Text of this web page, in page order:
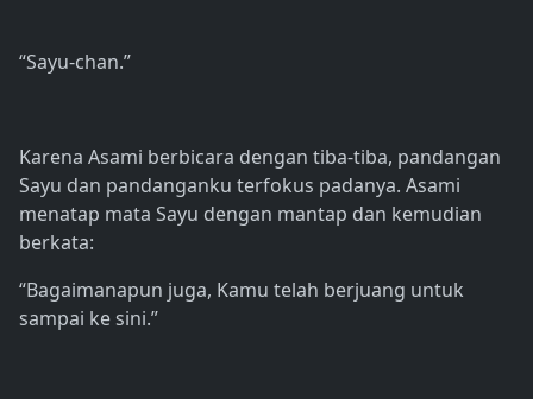
“Sayu-chan.”
Karena Asami berbicara dengan tiba-tiba, pandangan
Sayu dan pandanganku terfokus padanya. Asami
menatap mata Sayu dengan mantap dan kemudian
berkata:
“Bagaimanapun juga, Kamu telah berjuang untuk
sampai ke sini.”